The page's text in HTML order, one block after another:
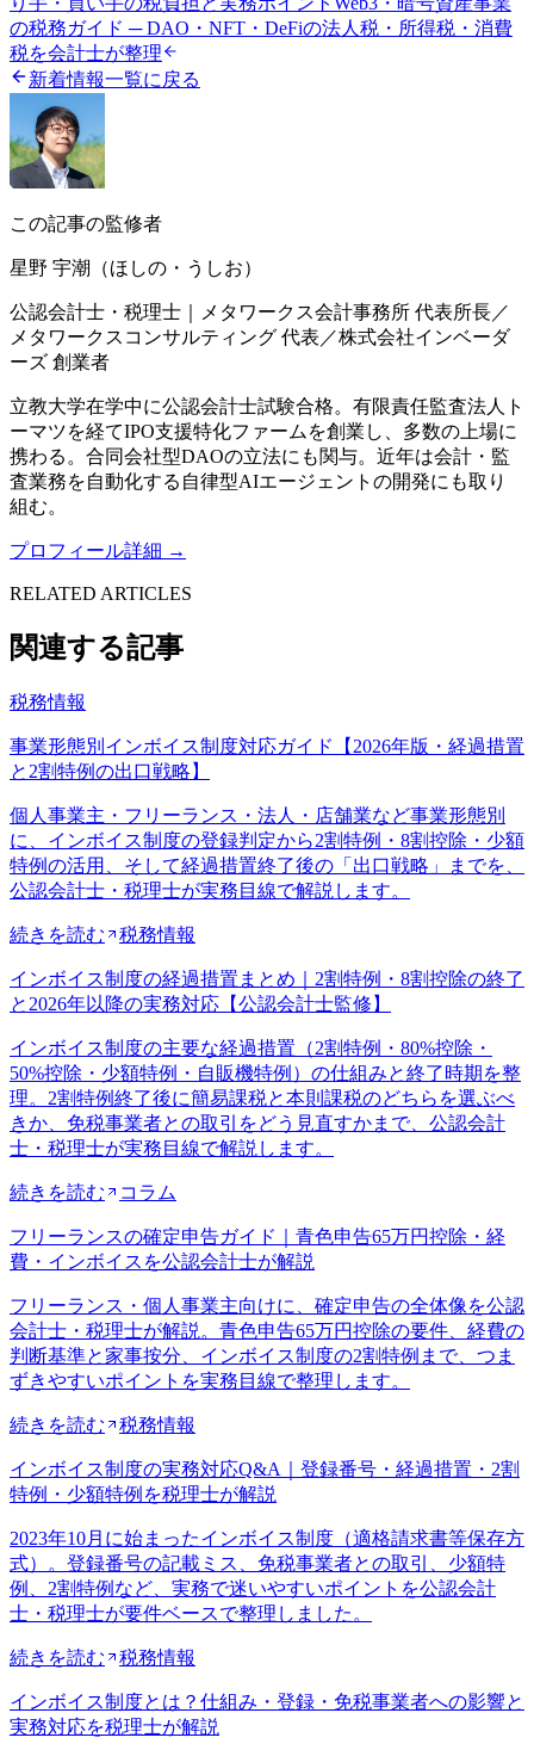
の税務ガイド ─ DAO・NFT・DeFiの法人税・所得税・消費
税を会計士が整理
新着情報一覧に戻る
この記事の監修者
星野 宇潮（ほしの・うしお）
公認会計士・税理士｜メタワークス会計事務所 代表所長／
メタワークスコンサルティング 代表／株式会社インベーダ
ーズ 創業者
立教大学在学中に公認会計士試験合格。有限責任監査法人ト
ーマツを経てIPO支援特化ファームを創業し、多数の上場に
携わる。合同会社型DAOの立法にも関与。近年は会計・監
査業務を自動化する自律型AIエージェントの開発にも取り
組む。
プロフィール詳細 →
RELATED ARTICLES
関連する記事
税務情報
事業形態別インボイス制度対応ガイド【2026年版・経過措置
と2割特例の出口戦略】
個人事業主・フリーランス・法人・店舗業など事業形態別
に、インボイス制度の登録判定から2割特例・8割控除・少額
特例の活用、そして経過措置終了後の「出口戦略」までを、
公認会計士・税理士が実務目線で解説します。
続きを読む 税務情報
インボイス制度の経過措置まとめ｜2割特例・8割控除の終了
と2026年以降の実務対応【公認会計士監修】
インボイス制度の主要な経過措置（2割特例・80%控除・
50%控除・少額特例・自販機特例）の仕組みと終了時期を整
理。2割特例終了後に簡易課税と本則課税のどちらを選ぶべ
きか、免税事業者との取引をどう見直すかまで、公認会計
士・税理士が実務目線で解説します。
続きを読む コラム
フリーランスの確定申告ガイド｜青色申告65万円控除・経
費・インボイスを公認会計士が解説
フリーランス・個人事業主向けに、確定申告の全体像を公認
会計士・税理士が解説。青色申告65万円控除の要件、経費の
判断基準と家事按分、インボイス制度の2割特例まで、つま
ずきやすいポイントを実務目線で整理します。
続きを読む 税務情報
インボイス制度の実務対応Q&A｜登録番号・経過措置・2割
特例・少額特例を税理士が解説
2023年10月に始まったインボイス制度（適格請求書等保存方
式）。登録番号の記載ミス、免税事業者との取引、少額特
例、2割特例など、実務で迷いやすいポイントを公認会計
士・税理士が要件ベースで整理しました。
続きを読む 税務情報
インボイス制度とは？仕組み・登録・免税事業者への影響と
実務対応を税理士が解説